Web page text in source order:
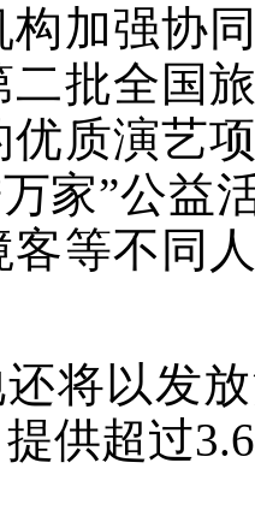
加强协
二批全国
优质演艺
家”公益
客等不同
将以发
供超过